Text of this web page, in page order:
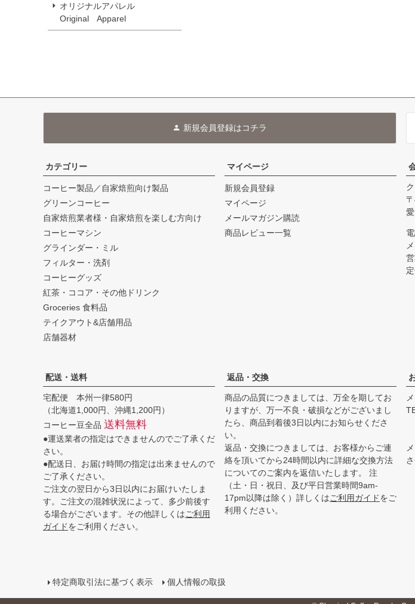
オリジナルアパレル
Original Apparel
新規会員登録はコチラ
カテゴリー
コーヒー製品／自家焙煎向け製品
グリーンコーヒー
自家焙煎業者様・自家焙煎を楽しむ方向け
コーヒーマシン
グラインダー・ミル
フィルター・洗剤
コーヒーグッズ
紅茶・ココア・その他ドリンク
Groceries 食料品
テイクアウト&店舗用品
店舗器材
マイページ
新規会員登録
マイページ
メールマガジン購読
商品レビュー一覧
配送・送料
宅配便 本州一律580円
（北海道1,000円、沖縄1,200円）
コーヒー豆全品 送料無料
●運送業者の指定はできませんのでご了承くだ
さい。
●配送日、お届け時間の指定は出来ませんので
ご了承ください。
ご注文の翌日から3日以内にお届けいたしま
す。ご注文の混雑状況によって、多少前後す
る場合がございます。その他詳しくはご利用
ガイドをご利用ください。
返品・交換
商品の品質につきましては、万全を期してお
りますが、万一不良・破損などがございまし
たら、商品到着後3日以内にお知らせくださ
い。
返品・交換につきましては、お客様からご連
絡を頂いてから24時間以内に詳細な交換方法
についてのご案内を返信いたします。 注
（土・日・祝日、及び平日営業時間9am-
17pm以降は除く）詳しくはご利用ガイドをご
利用ください。
特定商取引法に基づく表示 個人情報の取扱